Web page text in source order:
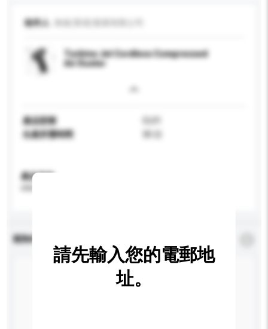
收件人
Turbine Jet Cordless Compressed
Air Duster
產品型號
生產所需時間
產品規格
查詢內容
請先輸入您的電郵地
址。